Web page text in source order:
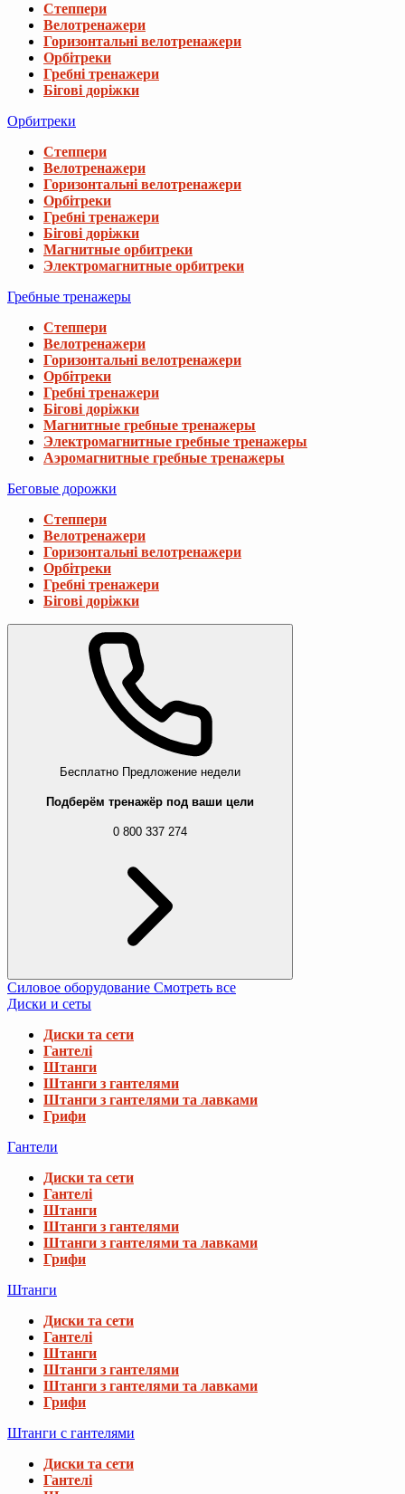
Степпери
Велотренажери
Горизонтальні велотренажери
Орбітреки
Гребні тренажери
Бігові доріжки
Орбитреки
Степпери
Велотренажери
Горизонтальні велотренажери
Орбітреки
Гребні тренажери
Бігові доріжки
Магнитные орбитреки
Электромагнитные орбитреки
Гребные тренажеры
Степпери
Велотренажери
Горизонтальні велотренажери
Орбітреки
Гребні тренажери
Бігові доріжки
Магнитные гребные тренажеры
Электромагнитные гребные тренажеры
Аэромагнитные гребные тренажеры
Беговые дорожки
Степпери
Велотренажери
Горизонтальні велотренажери
Орбітреки
Гребні тренажери
Бігові доріжки
Бесплатно Предложение недели
Подберём тренажёр под ваши цели
0 800 337 274
Силовое оборудование Смотреть все
Диски и сеты
Диски та сети
Гантелі
Штанги
Штанги з гантелями
Штанги з гантелями та лавками
Грифи
Гантели
Диски та сети
Гантелі
Штанги
Штанги з гантелями
Штанги з гантелями та лавками
Грифи
Штанги
Диски та сети
Гантелі
Штанги
Штанги з гантелями
Штанги з гантелями та лавками
Грифи
Штанги с гантелями
Диски та сети
Гантелі